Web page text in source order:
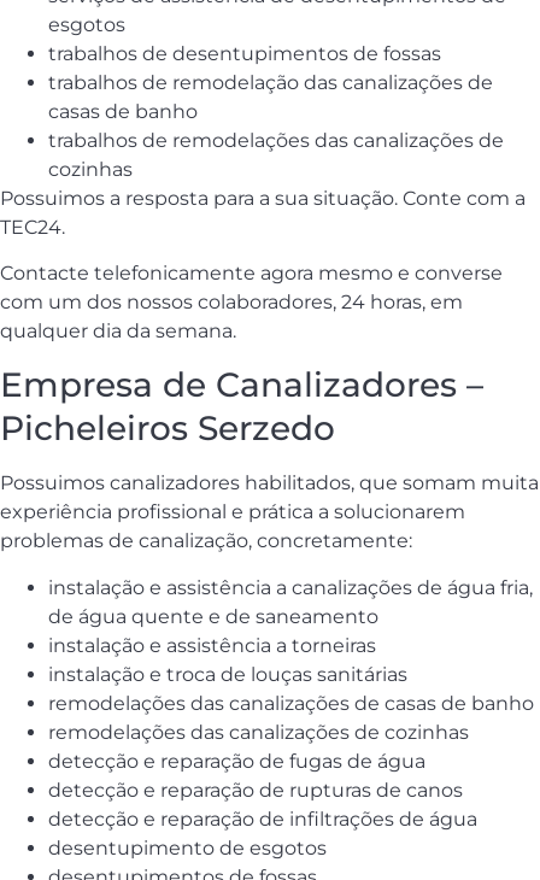
esgotos
trabalhos de desentupimentos de fossas
trabalhos de remodelação das canalizações de
casas de banho
trabalhos de remodelações das canalizações de
cozinhas
Possuimos a resposta para a sua situação. Conte com a
TEC24.
Contacte telefonicamente agora mesmo e converse
com um dos nossos colaboradores, 24 horas, em
qualquer dia da semana.
Empresa de Canalizadores –
Picheleiros Serzedo
Possuimos canalizadores habilitados, que somam muita
experiência profissional e prática a solucionarem
problemas de canalização, concretamente:
instalação e assistência a canalizações de água fria,
de água quente e de saneamento
instalação e assistência a torneiras
instalação e troca de louças sanitárias
remodelações das canalizações de casas de banho
remodelações das canalizações de cozinhas
detecção e reparação de fugas de água
detecção e reparação de rupturas de canos
detecção e reparação de infiltrações de água
desentupimento de esgotos